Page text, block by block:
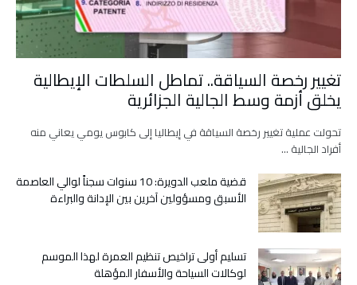
تغيير رخصة السياقة.. تماطل السلطات الإيطالية
يخلق أزمة وسط الجالية الجزائرية
تحولت عملية تغيير رخصة السياقة في إيطاليا إلى كابوس يومي يعاني منه
أفراد الجالية …
قضية ملعب الدويرة: 10 سنوات سجناً لوالي العاصمة
الأسبق ومسؤولين آخرين بين الإدانة والبراءة
تسليم أولى تراخيص تنظيم العمرة لهذا الموسم
لوكالات السياحة والأسفار المؤهلة